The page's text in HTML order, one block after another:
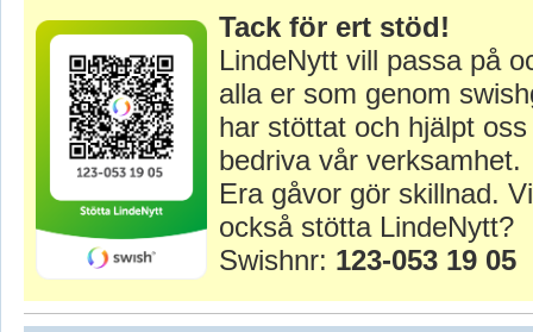
Tack för ert stöd!
LindeNytt vill passa på
alla er som genom
har stöttat och hjälpt
bedriva vår verksamhet.
Era gåvor gör skillnad.
också stötta LindeNytt?
Swishnr: 123-053 19 05